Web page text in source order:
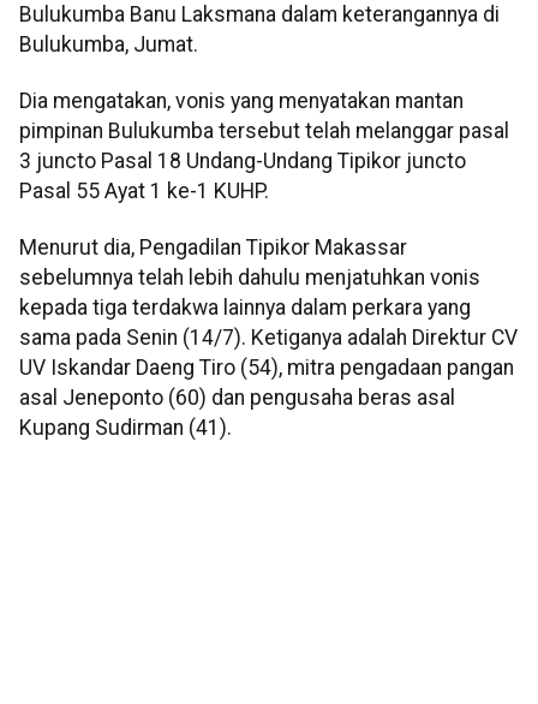
Bulukumba Banu Laksmana dalam keterangannya di
Bulukumba, Jumat.
Dia mengatakan, vonis yang menyatakan mantan
pimpinan Bulukumba tersebut telah melanggar pasal
3 juncto Pasal 18 Undang-Undang Tipikor juncto
Pasal 55 Ayat 1 ke-1 KUHP.
Menurut dia, Pengadilan Tipikor Makassar
sebelumnya telah lebih dahulu menjatuhkan vonis
kepada tiga terdakwa lainnya dalam perkara yang
sama pada Senin (14/7). Ketiganya adalah Direktur CV
UV Iskandar Daeng Tiro (54), mitra pengadaan pangan
asal Jeneponto (60) dan pengusaha beras asal
Kupang Sudirman (41).